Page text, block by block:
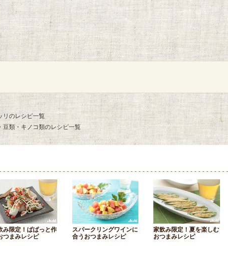
リのレシピ一覧
豆類・キノコ類のレシピ一覧
み限定！ぱぱっと作
つまみレシピ
スパークリングワインに
合うおつまみレシピ
家飲み限定！夏を楽しむ
おつまみレシピ